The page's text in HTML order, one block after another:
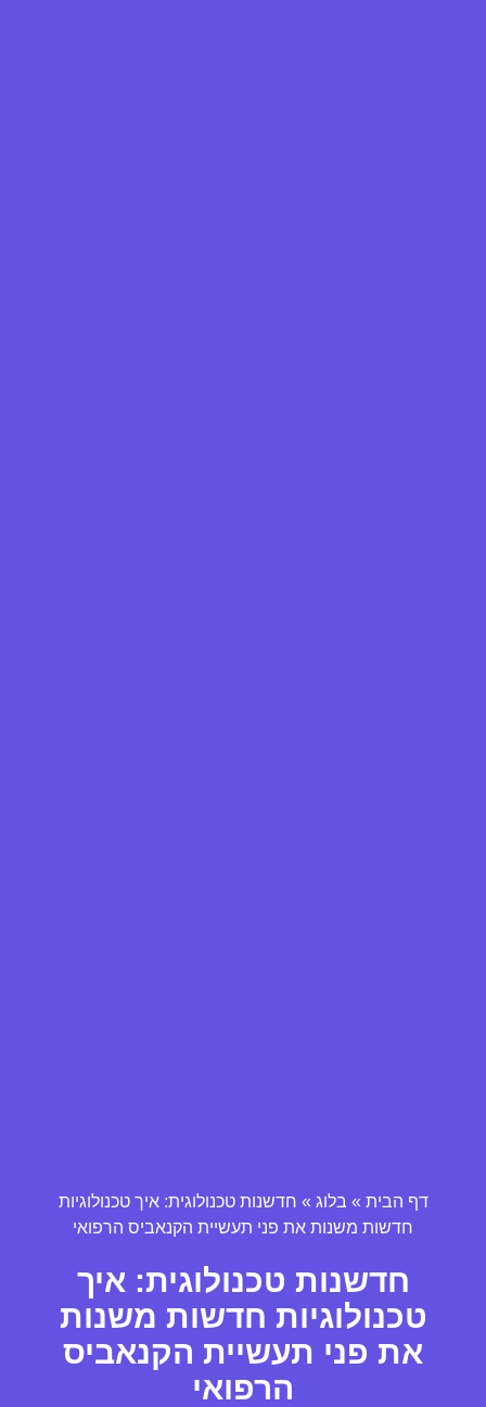
דף הבית » בלוג » חדשנות טכנולוגית: איך טכנולוגיות
חדשות משנות את פני תעשיית הקנאביס הרפואי
חדשנות טכנולוגית: איך
טכנולוגיות חדשות משנות
את פני תעשיית הקנאביס
הרפואי